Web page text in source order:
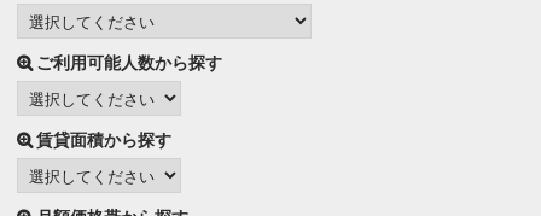
ご利用可能人数から探す
賃貸面積から探す